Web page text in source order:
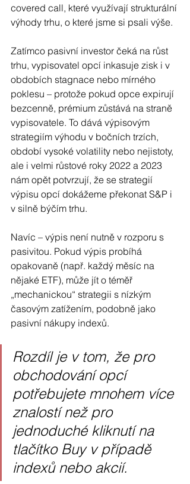
covered call, které využívají strukturální
výhody trhu, o které jsme si psali výše.
Zatímco pasivní investor čeká na růst
trhu, vypisovatel opcí inkasuje zisk i v
obdobích stagnace nebo mírného
poklesu – protože pokud opce expirují
bezcenně, prémium zůstává na straně
vypisovatele. To dává výpisovým
strategiím výhodu v bočních trzích,
období vysoké volatility nebo nejistoty,
ale i velmi růstové roky 2022 a 2023
nám opět potvrzují, že se strategií
výpisu opcí dokážeme překonat S&P i
v silně býčím trhu.
Navíc – výpis není nutně v rozporu s
pasivitou. Pokud výpis probíhá
opakovaně (např. každý měsíc na
nějaké ETF), může jít o téměř
„mechanickou“ strategii s nízkým
časovým zatížením, podobně jako
pasivní nákupy indexů.
Rozdíl je v tom, že pro
obchodování opcí
potřebujete mnohem více
znalostí než pro
jednoduché kliknutí na
tlačítko Buy v případě
indexů nebo akcií.